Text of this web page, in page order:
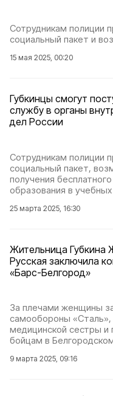
Сотрудникам полиции
социальный пакет и
15 мая 2025, 00:20
Губкинцы смогут
службу в органы
дел России
Сотрудникам полиции
социальный пакет,
получения
образования в
25 марта 2025, 16:30
Жительница Губкина
Русская заключила
«Барс-Белгород»
За плечами женщины
самообороны «Сталь»,
медицинской сестры и
бойцам в
9 марта 2025, 09:16